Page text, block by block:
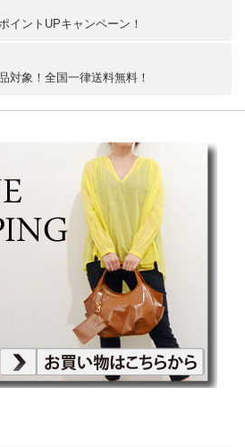
イントUPキャンペーン！
対象！全国一律送料無料！